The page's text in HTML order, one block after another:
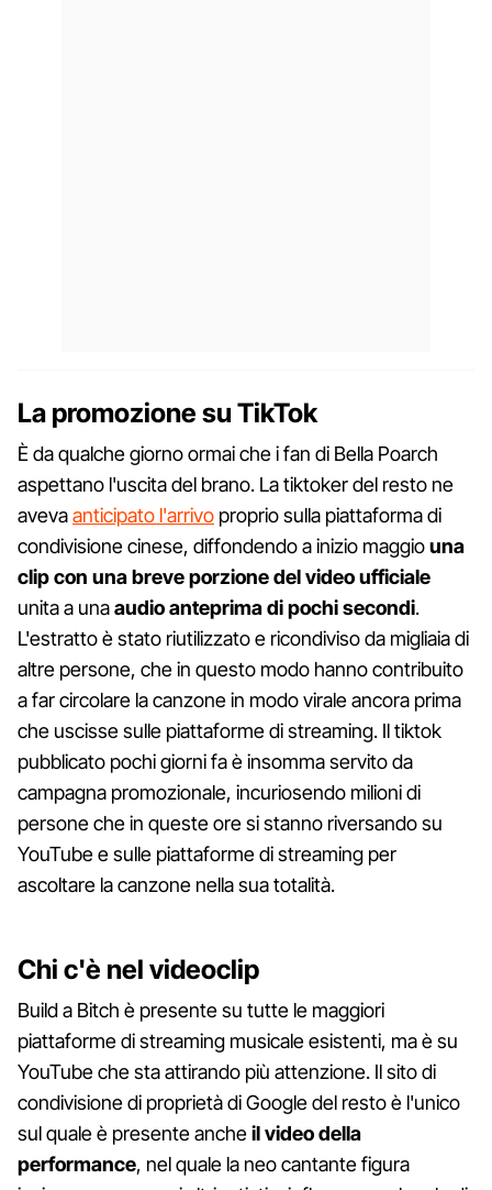
La promozione su TikTok
È da qualche giorno ormai che i fan di Bella Poarch
aspettano l'uscita del brano. La tiktoker del resto ne
avevaanticipato l'arrivo proprio sulla piattaforma di
condivisione cinese, diffondendo a inizio maggiouna
clip con una breve porzione del video ufficiale
unita a unaaudio anteprima di pochi secondi.
L'estratto è stato riutilizzato e ricondiviso da migliaia di
altre persone, che in questo modo hanno contribuito
a far circolare la canzone in modo virale ancora prima
che uscisse sulle piattaforme di streaming. Il tiktok
pubblicato pochi giorni fa è insomma servito da
campagna promozionale, incuriosendo milioni di
persone che in queste ore si stanno riversando su
YouTube e sulle piattaforme di streaming per
ascoltare la canzone nella sua totalità.
Chi c'è nel videoclip
Build a Bitch è presente su tutte le maggiori
piattaforme di streaming musicale esistenti, ma è su
YouTube che sta attirando più attenzione. Il sito di
condivisione di proprietà di Google del resto è l'unico
sul quale è presente ancheil video della
performance, nel quale la neo cantante figura